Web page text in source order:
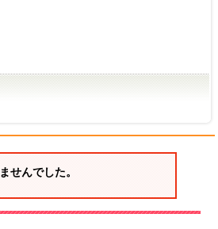
せんでした。